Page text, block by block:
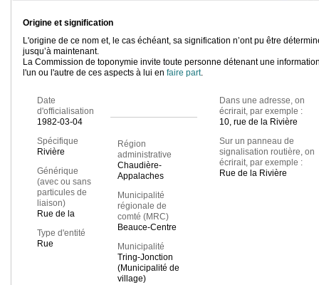
Origine et signification
L'origine de ce nom et, le cas échéant, sa signification n’ont pu être
jusqu’à maintenant.
La Commission de toponymie invite toute personne détenant une
l'un ou l'autre de ces aspects à lui en faire part.
Date
d'officialisation
1982-03-04
Spécifique
Rivière
Générique
(avec ou sans
particules de
liaison)
Rue de la
Type d'entité
Rue
Région
administrative
Chaudière-
Appalaches
Municipalité
régionale de
comté (MRC)
Beauce-Centre
Municipalité
Tring-Jonction
(Municipalité de
village)
Dans une adresse, on
écrirait, par exemple :
10, rue de la Rivière
Sur un panneau de
signalisation routière, on
écrirait, par exemple :
Rue de la Rivière